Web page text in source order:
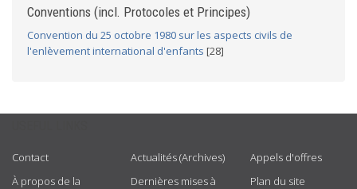
Conventions (incl. Protocoles et Principes)
Convention du 25 octobre 1980 sur les aspects civils de
l'enlèvement international d'enfants [28]
Contact
À propos de la
Actualités (Archives)
Dernières mises à
Appels d'offres
Plan du site